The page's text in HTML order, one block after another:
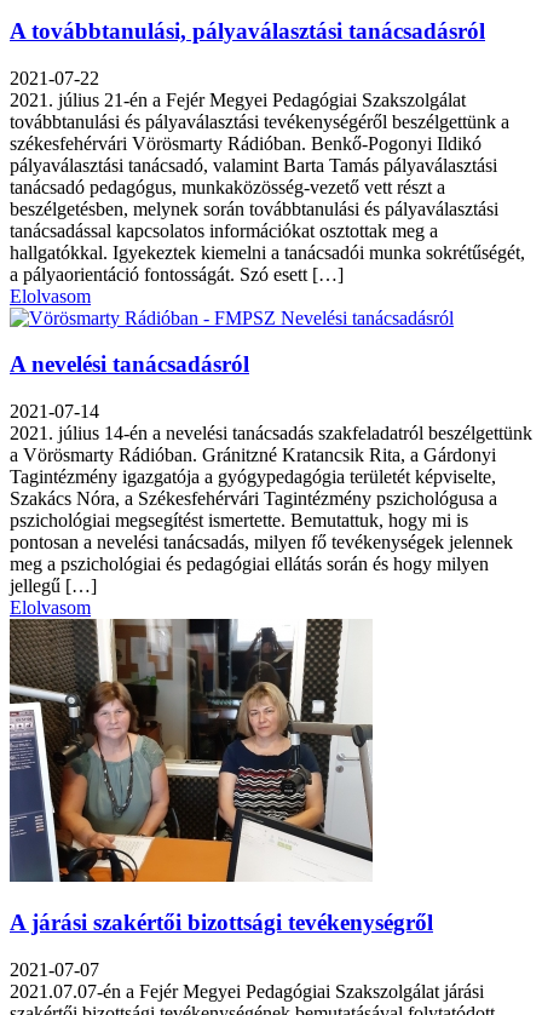
A továbbtanulási, pályaválasztási tanácsadásról
2021-07-22
2021. július 21-én a Fejér Megyei Pedagógiai Szakszolgálat
továbbtanulási és pályaválasztási tevékenységéről beszélgettünk a
székesfehérvári Vörösmarty Rádióban. Benkő-Pogonyi Ildikó
pályaválasztási tanácsadó, valamint Barta Tamás pályaválasztási
tanácsadó pedagógus, munkaközösség-vezető vett részt a
beszélgetésben, melynek során továbbtanulási és pályaválasztási
tanácsadással kapcsolatos információkat osztottak meg a
hallgatókkal. Igyekeztek kiemelni a tanácsadói munka sokrétűségét,
a pályaorientáció fontosságát. Szó esett […]
Elolvasom
A nevelési tanácsadásról
2021-07-14
2021. július 14-én a nevelési tanácsadás szakfeladatról beszélgettünk
a Vörösmarty Rádióban. Gránitzné Kratancsik Rita, a Gárdonyi
Tagintézmény igazgatója a gyógypedagógia területét képviselte,
Szakács Nóra, a Székesfehérvári Tagintézmény pszichológusa a
pszichológiai megsegítést ismertette. Bemutattuk, hogy mi is
pontosan a nevelési tanácsadás, milyen fő tevékenységek jelennek
meg a pszichológiai és pedagógiai ellátás során és hogy milyen
jellegű […]
Elolvasom
A járási szakértői bizottsági tevékenységről
2021-07-07
2021.07.07-én a Fejér Megyei Pedagógiai Szakszolgálat járási